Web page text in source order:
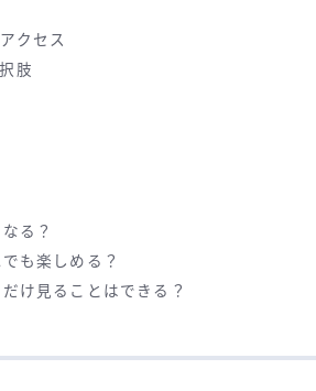
クセス
肢
る？
も楽しめる？
け見ることはできる？